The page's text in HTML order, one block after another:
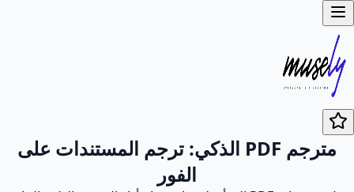
مترجم PDF الذكي: ترجم المستندات على
الفور